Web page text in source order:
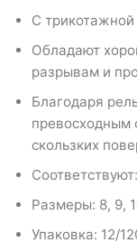
С
Обладают
разрывам и
Благодаря
превосходным
скользких
Размеры: 8, 9,
Упаковка: 12/